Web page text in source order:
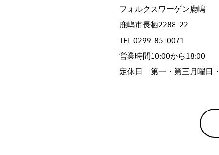
フォルクスワーゲン鹿嶋
鹿嶋市長栖2288-22
TEL 0299-85-0071
営業時間10:00から18:00
定休日 第一・第三月曜日